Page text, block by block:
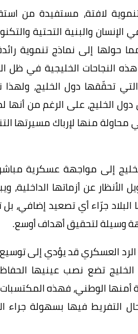
لافتة، مستفيدة من
والبنية التحتية
إلى نماذج تنموية
النجاحات الخليجية في ظل
تحقّقها دول الخليج، ولهذا
الخليج، على الرغم من أنها
منها لإرباك مسيرتها
إلى مواجهة عسكرية
عن أزماتها الداخلية،
جرّاء أي تصعيد إضافي، بل
وسيلة لتحقيق أهداف أوسع.
العسكري قد يؤدي إلى
تضع نصب عينيها
أمنها الوطني، فهذه
التفريط فيها بسهولة جراء